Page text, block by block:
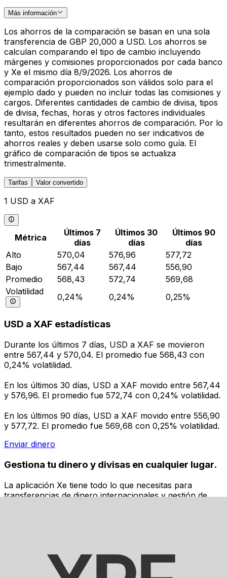
Más información
Los ahorros de la comparación se basan en una sola
transferencia de GBP 20,000 a USD. Los ahorros se
calculan comparando el tipo de cambio incluyendo
márgenes y comisiones proporcionados por cada banco
y Xe el mismo día 8/9/2026. Los ahorros de
comparación proporcionados son válidos solo para el
ejemplo dado y pueden no incluir todas las comisiones y
cargos. Diferentes cantidades de cambio de divisa, tipos
de divisa, fechas, horas y otros factores individuales
resultarán en diferentes ahorros de comparación. Por lo
tanto, estos resultados pueden no ser indicativos de
ahorros reales y deben usarse solo como guía. El
gráfico de comparación de tipos se actualiza
trimestralmente.
Tarifas Valor convertido
1 USD a XAF
Métrica
Últimos 7
días
Últimos 30
días
Últimos 90
días
Alto
570,04 576,96
577,72
Bajo
567,44 567,44
556,90
Promedio
568,43 572,74
569,68
Volatilidad
0,24% 0,24% 0,25%
USD a XAF estadísticas
Durante los últimos 7 días, USD a XAF se movieron
entre 567,44 y 570,04. El promedio fue 568,43 con
0,24% volatilidad.
En los últimos 30 días, USD a XAF movido entre 567,44
y 576,96. El promedio fue 572,74 con 0,24% volatilidad.
En los últimos 90 días, USD a XAF movido entre 556,90
y 577,72. El promedio fue 569,68 con 0,25% volatilidad.
Enviar dinero
Gestiona tu dinero y divisas en cualquier lugar.
La aplicación Xe tiene todo lo que necesitas para
transferencias de dinero internacionales y gestión de